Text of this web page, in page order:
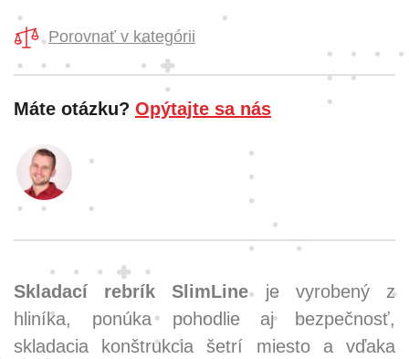
Porovnať v kategórii
Máte otázku? Opýtajte sa nás
Skladací rebrík SlimLineje vyrobený z
hliníka, ponúka pohodlie aj bezpečnosť,
skladacia konštrukcia šetrí miesto a vďaka